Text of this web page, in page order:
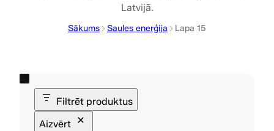
Latvijā.
Sākums Saules enerģija Lapa 15
Filtrēt produktus
Aizvērt